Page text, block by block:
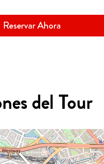
Reservar Ahora
del Tour